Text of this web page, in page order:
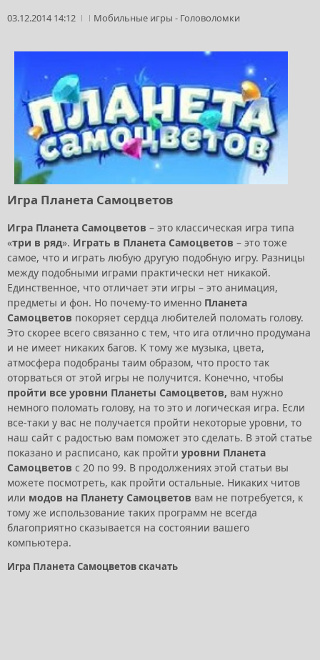
03.12.2014 14:12 Мобильные игры - Головоломки
Игра Планета Самоцветов
Игра Планета Самоцветов – это классическая игра типа
«три в ряд». Играть в Планета Самоцветов – это тоже
самое, что и играть любую другую подобную игру. Разницы
между подобными играми практически нет никакой.
Единственное, что отличает эти игры – это анимация,
предметы и фон. Но почему-то именно Планета
Самоцветов покоряет сердца любителей поломать голову.
Это скорее всего связанно с тем, что ига отлично продумана
и не имеет никаких багов. К тому же музыка, цвета,
атмосфера подобраны таим образом, что просто так
оторваться от этой игры не получится. Конечно, чтобы
пройти все уровни Планеты Самоцветов, вам нужно
немного поломать голову, на то это и логическая игра. Если
все-таки у вас не получается пройти некоторые уровни, то
наш сайт с радостью вам поможет это сделать. В этой статье
показано и расписано, как пройти уровни Планета
Самоцветов с 20 по 99. В продолжениях этой статьи вы
можете посмотреть, как пройти остальные. Никаких читов
или модов на Планету Самоцветов вам не потребуется, к
тому же использование таких программ не всегда
благоприятно сказывается на состоянии вашего
компьютера.
Игра Планета Самоцветов скачать